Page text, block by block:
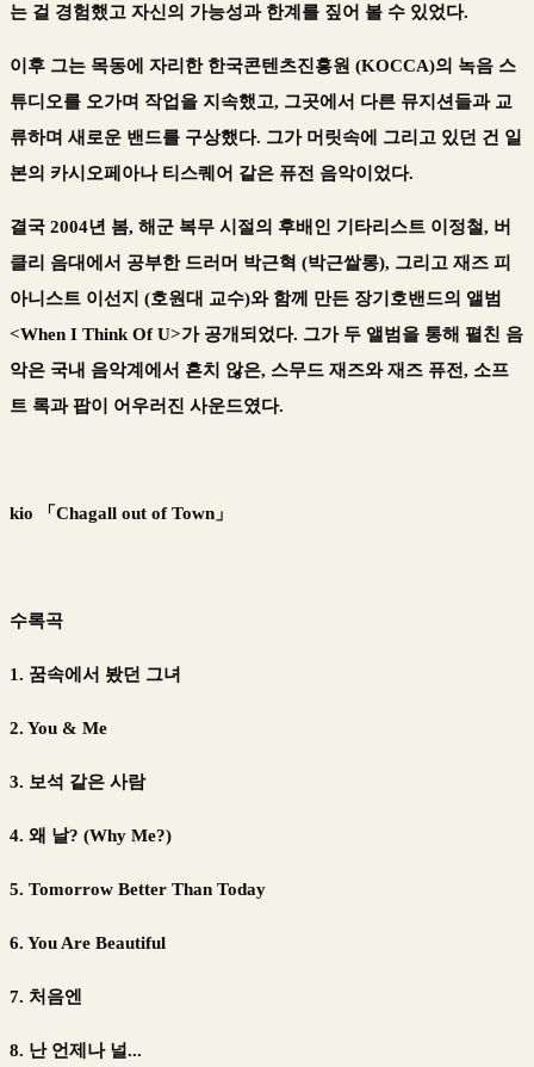
는 걸 경험했고 자신의 가능성과 한계를 짚어 볼 수 있었다.
이후 그는 목동에 자리한 한국콘텐츠진흥원 (KOCCA)의 녹음 스
튜디오를 오가며 작업을 지속했고, 그곳에서 다른 뮤지션들과 교
류하며 새로운 밴드를 구상했다. 그가 머릿속에 그리고 있던 건 일
본의 카시오페아나 티스퀘어 같은 퓨전 음악이었다.
결국 2004년 봄, 해군 복무 시절의 후배인 기타리스트 이정철, 버
클리 음대에서 공부한 드러머 박근혁 (박근쌀롱), 그리고 재즈 피
아니스트 이선지 (호원대 교수)와 함께 만든 장기호밴드의 앨범
<When I Think Of U>가 공개되었다. 그가 두 앨범을 통해 펼친 음
악은 국내 음악계에서 흔치 않은, 스무드 재즈와 재즈 퓨전, 소프
트 록과 팝이 어우러진 사운드였다.
kio 「Chagall out of Town」
수록곡
1. 꿈속에서 봤던 그녀
2. You & Me
3. 보석 같은 사람
4. 왜 날? (Why Me?)
5. Tomorrow Better Than Today
6. You Are Beautiful
7. 처음엔
8. 난 언제나 널...